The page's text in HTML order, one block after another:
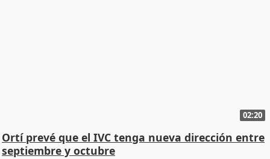
02:20
Ortí prevé que el IVC tenga nueva dirección entre
septiembre y octubre